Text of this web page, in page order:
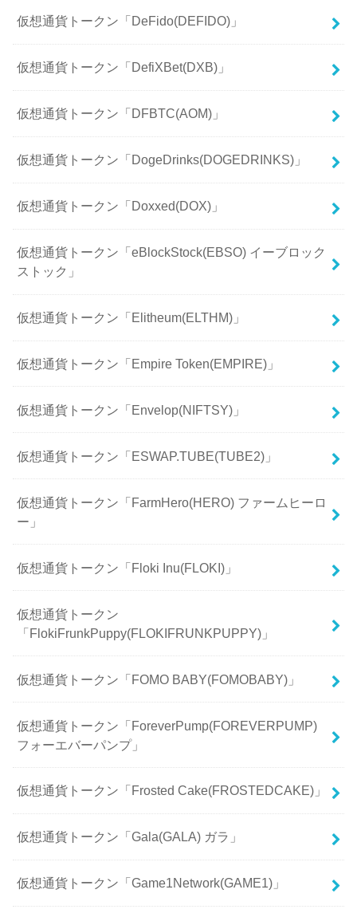
仮想通貨トークン「DeFido(DEFIDO)」
仮想通貨トークン「DefiXBet(DXB)」
仮想通貨トークン「DFBTC(AOM)」
仮想通貨トークン「DogeDrinks(DOGEDRINKS)」
仮想通貨トークン「Doxxed(DOX)」
仮想通貨トークン「eBlockStock(EBSO) イーブロック
ストック」
仮想通貨トークン「Elitheum(ELTHM)」
仮想通貨トークン「Empire Token(EMPIRE)」
仮想通貨トークン「Envelop(NIFTSY)」
仮想通貨トークン「ESWAP.TUBE(TUBE2)」
仮想通貨トークン「FarmHero(HERO) ファームヒーロ
ー」
仮想通貨トークン「Floki Inu(FLOKI)」
仮想通貨トークン
「FlokiFrunkPuppy(FLOKIFRUNKPUPPY)」
仮想通貨トークン「FOMO BABY(FOMOBABY)」
仮想通貨トークン「ForeverPump(FOREVERPUMP)
フォーエバーパンプ」
仮想通貨トークン「Frosted Cake(FROSTEDCAKE)」
仮想通貨トークン「Gala(GALA) ガラ」
仮想通貨トークン「Game1Network(GAME1)」